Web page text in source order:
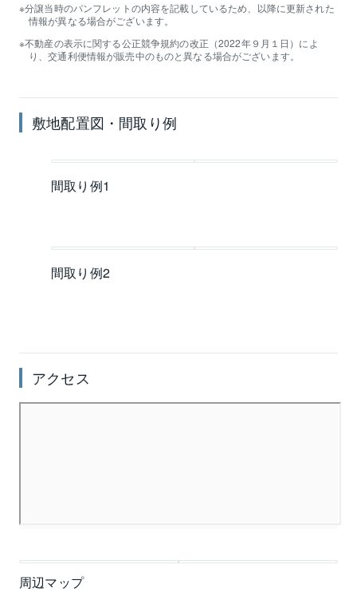
分譲当時のパンフレットの内容を記載しているため、以降に更新された
情報が異なる場合がございます。
不動産の表示に関する公正競争規約の改正（2022年９月１日）によ
り、交通利便情報が販売中のものと異なる場合がございます。
敷地配置図・間取り例
間取り例1
間取り例2
アクセス
周辺マップ